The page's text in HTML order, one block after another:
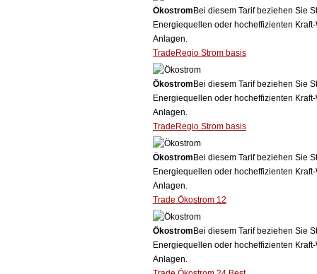
Ökostrom Bei diesem Tarif beziehen Sie
Energiequellen oder hocheffizienten
Anlagen.
TradeRegio Strom basis
Ökostrom Bei diesem Tarif beziehen Sie
Energiequellen oder hocheffizienten
Anlagen.
TradeRegio Strom basis
Ökostrom Bei diesem Tarif beziehen Sie
Energiequellen oder hocheffizienten
Anlagen.
Trade Ökostrom 12
Ökostrom Bei diesem Tarif beziehen Sie
Energiequellen oder hocheffizienten
Anlagen.